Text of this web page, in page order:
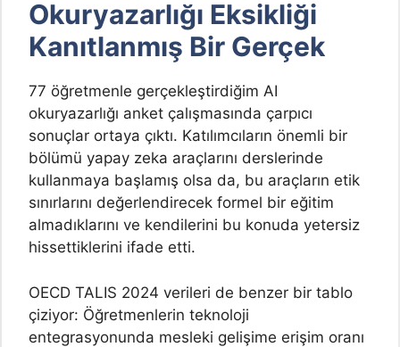
Okuryazarlığı Eksikliği
Kanıtlanmış Bir Gerçek
77 öğretmenle gerçekleştirdiğim AI
okuryazarlığı anket çalışmasında çarpıcı
sonuçlar ortaya çıktı. Katılımcıların önemli bir
bölümü yapay zeka araçlarını derslerinde
kullanmaya başlamış olsa da, bu araçların etik
sınırlarını değerlendirecek formel bir eğitim
almadıklarını ve kendilerini bu konuda yetersiz
hissettiklerini ifade etti.
OECD TALIS 2024 verileri de benzer bir tablo
çiziyor: Öğretmenlerin teknoloji
entegrasyonunda mesleki gelişime erişim oranı